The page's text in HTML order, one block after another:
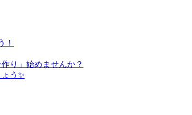
！
り」始めませんか？
う✨